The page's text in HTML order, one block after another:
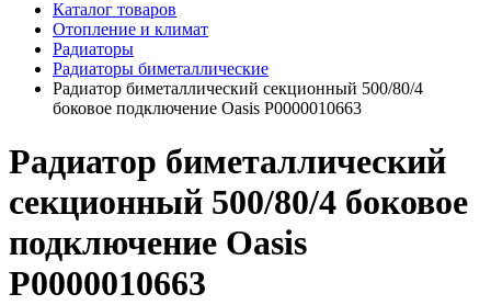
Каталог товаров
Отопление и климат
Радиаторы
Радиаторы биметаллические
Радиатор биметаллический секционный 500/80/4
боковое подключение Oasis Р0000010663
Радиатор биметаллический
секционный 500/80/4 боковое
подключение Oasis
Р0000010663